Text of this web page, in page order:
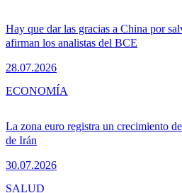
Hay que dar las gracias a China por
afirman los analistas del BCE
28.07.2026
La zona euro registra un crecimiento
de Irán
30.07.2026
ECONOMÍA
SALUD